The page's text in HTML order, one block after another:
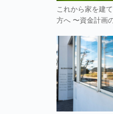
これから家を建
方へ 〜資金計画